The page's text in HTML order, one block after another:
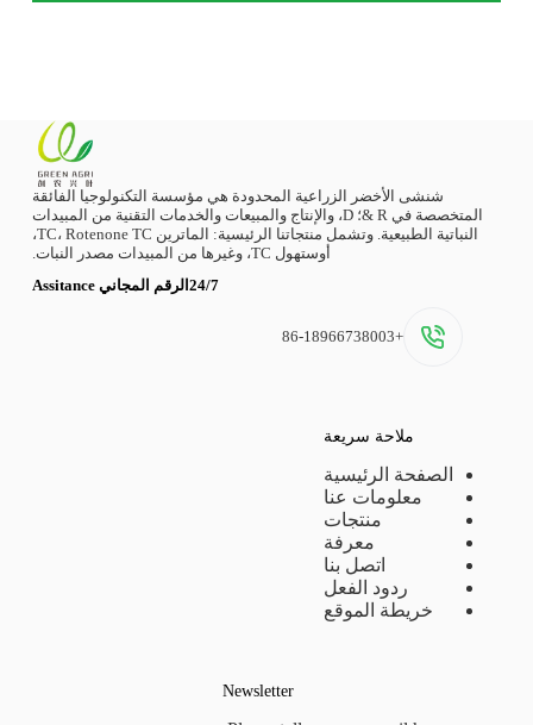
شنشى الأخضر الزراعية المحدودة هي مؤسسة التكنولوجيا الفائقة
المتخصصة في R &؛ D، والإنتاج والمبيعات والخدمات التقنية من المبيدات
النباتية الطبيعية. وتشمل منتجاتنا الرئيسية: الماترين TC، Rotenone TC،
أوستهول TC، وغيرها من المبيدات مصدر النبات.
24/7الرقم المجاني Assitance
+86-18966738003
ملاحة سريعة
الصفحة الرئيسية
معلومات عنا
منتجات
معرفة
اتصل بنا
ردود الفعل
خريطة الموقع
Newsletter